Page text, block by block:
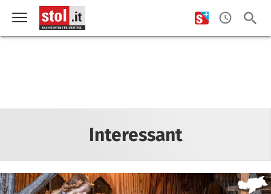
Interessant